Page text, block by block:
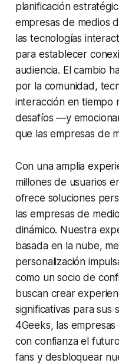
planificación
empresas de medios
las tecnologías
para establecer
audiencia. El cambio
por la comunidad,
interacción en tiempo
desafíos —y
que las empresas de
Con una amplia
millones de usuarios
ofrece soluciones
las empresas de
dinámico. Nuestra
basada en la nube,
personalización
como un socio de
buscan crear
significativas para sus
4Geeks, las
con confianza el
fans y desbloquear